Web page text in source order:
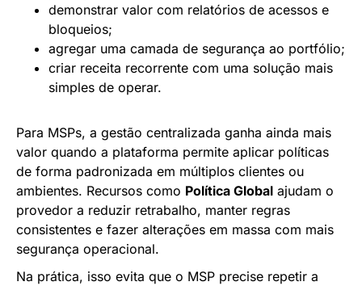
demonstrar valor com relatórios de acessos e
bloqueios;
agregar uma camada de segurança ao portfólio;
criar receita recorrente com uma solução mais
simples de operar.
Para MSPs, a gestão centralizada ganha ainda mais
valor quando a plataforma permite aplicar políticas
de forma padronizada em múltiplos clientes ou
ambientes. Recursos como Política Global ajudam o
provedor a reduzir retrabalho, manter regras
consistentes e fazer alterações em massa com mais
segurança operacional.
Na prática, isso evita que o MSP precise repetir a